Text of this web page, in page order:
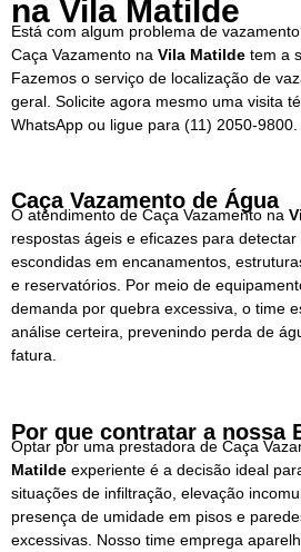
na Vila Matilde
Está com algum problema de
Caça Vazamento na Vila Matilde tem a
Fazemos o serviço de localização de
geral. Solicite agora mesmo uma visita
WhatsApp ou ligue para (11) 2050-9800.
Caça Vazamento de Água
O atendimento de Caça Vazamento na
respostas ágeis e eficazes para
escondidas em encanamentos,
e reservatórios. Por meio de
demanda por quebra excessiva, o time
análise certeira, prevenindo perda de
fatura.
Por que contratar a nossa
Optar por uma prestadora de Caça
Matilde experiente é a decisão ideal
situações de infiltração, elevação
presença de umidade em pisos e
excessivas. Nosso time emprega